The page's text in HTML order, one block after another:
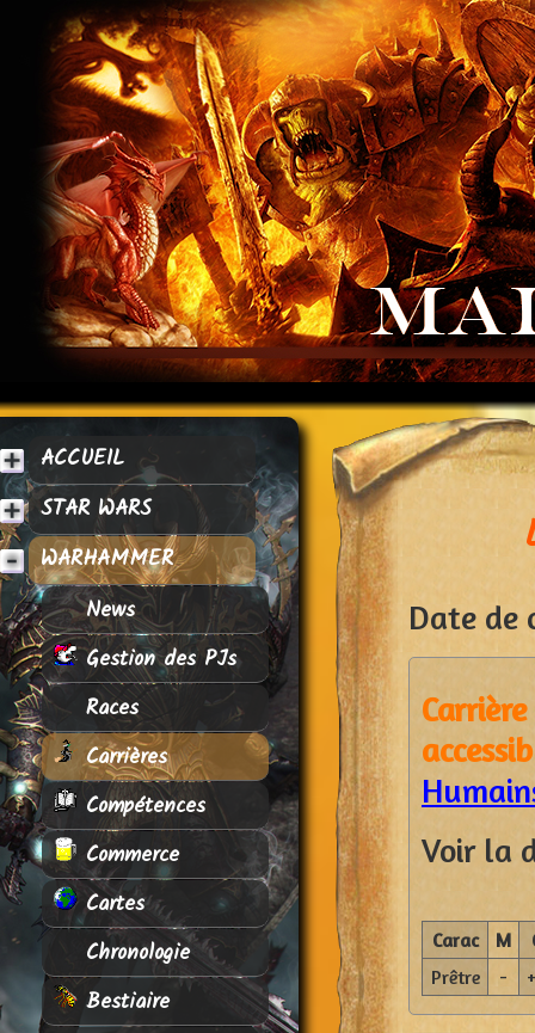
ACCUEIL
STAR WARS
WARHAMMER
News
Gestion des PJs
Races
Carrières
Compétences
Commerce
Cartes
Chronologie
Bestiaire
Date de
Voir la
Carac M
Prêtre
-